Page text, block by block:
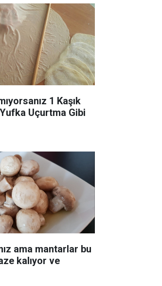
1 Kaşık
Uçurtma Gibi
ama mantarlar bu
kalıyor ve